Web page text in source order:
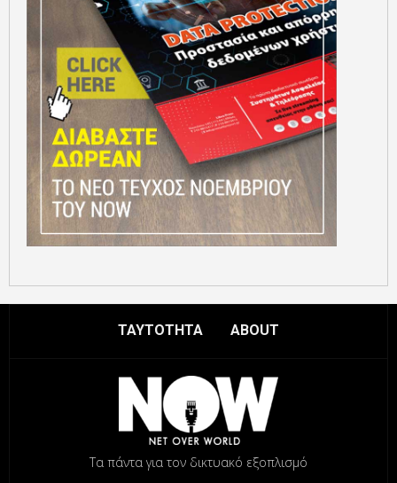
ΤΑΥΤΟΤΗΤΑ ABOUT
Τα πάντα για τον δικτυακό εξοπλισμό